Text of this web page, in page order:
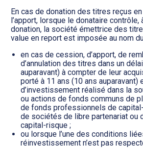
En cas de donation des titres reçus
l’apport, lorsque le donataire contrôle,
donation, la société émettrice des
value en report est imposée au nom
en cas de cession, d’apport, de
d’annulation des titres dans un
auparavant) à compter de leur
porté à 11 ans (10 ans auparavant)
d’investissement réalisé dans la
ou actions de fonds communs de
de fonds professionnels de
de sociétés de libre partenariat ou
capital-risque ;
ou lorsque l’une des conditions
réinvestissement n’est pas